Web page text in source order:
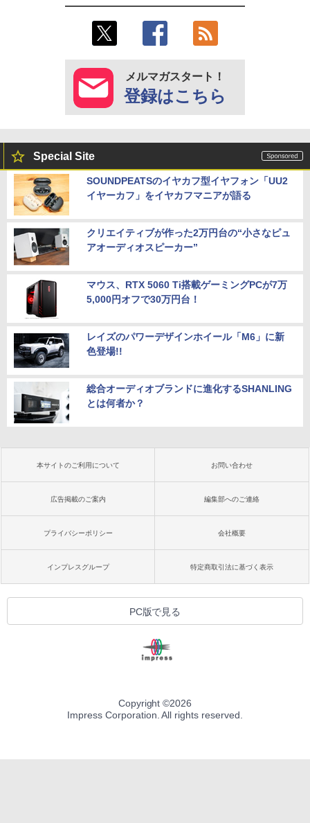
メルマガスタート！
登録はこちら
Special Site
SOUNDPEATSのイヤカフ型イヤフォン「UU2
イヤーカフ」をイヤカフマニアが語る
クリエイティブが作った2万円台の“小さなピュ
アオーディオスピーカー”
マウス、RTX 5060 Ti搭載ゲーミングPCが7万
5,000円オフで30万円台！
レイズのパワーデザインホイール「M6」に新
色登場!!
総合オーディオブランドに進化するSHANLING
とは何者か？
本サイトのご利用について お問い合わせ
広告掲載のご案内 編集部へのご連絡
プライバシーポリシー 会社概要
インプレスグループ 特定商取引法に基づく表示
PC版で見る
Copyright ©2026
Impress Corporation. All rights reserved.